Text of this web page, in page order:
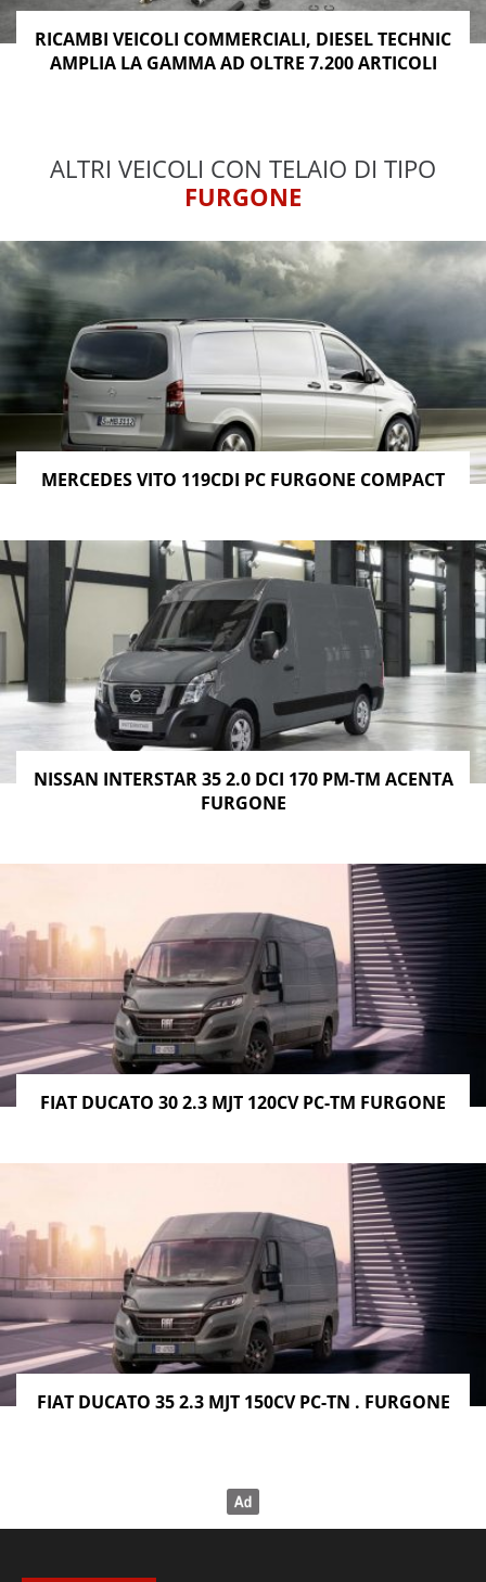
RICAMBI VEICOLI COMMERCIALI, DIESEL TECHNIC
AMPLIA LA GAMMA AD OLTRE 7.200 ARTICOLI
ALTRI VEICOLI CON TELAIO DI TIPO
FURGONE
MERCEDES VITO 119CDI PC FURGONE COMPACT
NISSAN INTERSTAR 35 2.0 DCI 170 PM-TM ACENTA
FURGONE
FIAT DUCATO 30 2.3 MJT 120CV PC-TM FURGONE
FIAT DUCATO 35 2.3 MJT 150CV PC-TN . FURGONE